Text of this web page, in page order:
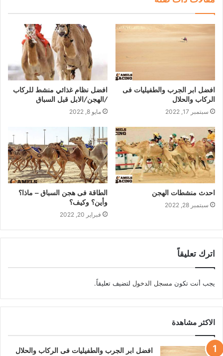
افضل ابر الجرب والطفيليات فى
الركاب والحلال
سبتمبر 17, 2022
افضل نظام غذائي منشط للركاب
/الهجن/الابل قبل السباق
مايو 8, 2022
احدث منشطات الهجن
سبتمبر 28, 2022
الطاقة فى هجن السباق – ماذا؟
وأين؟ وكيف؟
فبراير 20, 2022
اترك تعليقاً
يجب أنت تكون مسجل الدخول لتضيف تعليقاً.
الاكثر مشاهدة
افضل ابر الجرب والطفيليات فى الركاب والحلال